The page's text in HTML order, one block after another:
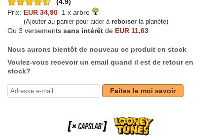
(4.9)
Prix: EUR 34,90 1 x arbre
(Ajouter au panier pour aider à reboiser la planète)
Ou 3 versements sans intérêt de EUR 11,63
Nous aurons bientôt de nouveau ce produit en stock
Voulez-vous recevoir un email quand il est de retour en
stock?
Faites le moi savoir